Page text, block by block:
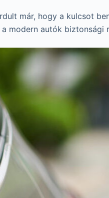
már, hogy a kulcsot
modern autók biztonsági